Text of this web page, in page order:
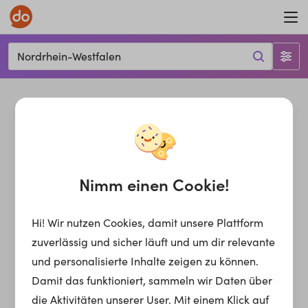
Nordrhein-Westfalen
Nimm einen Cookie!
Hi! Wir nutzen Cookies, damit unsere Plattform
zuverlässig und sicher läuft und um dir relevante
und personalisierte Inhalte zeigen zu können.
Damit das funktioniert, sammeln wir Daten über
die Aktivitäten unserer User. Mit einem Klick auf